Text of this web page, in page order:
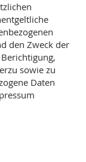
den Zweck der
sowie zu
Daten